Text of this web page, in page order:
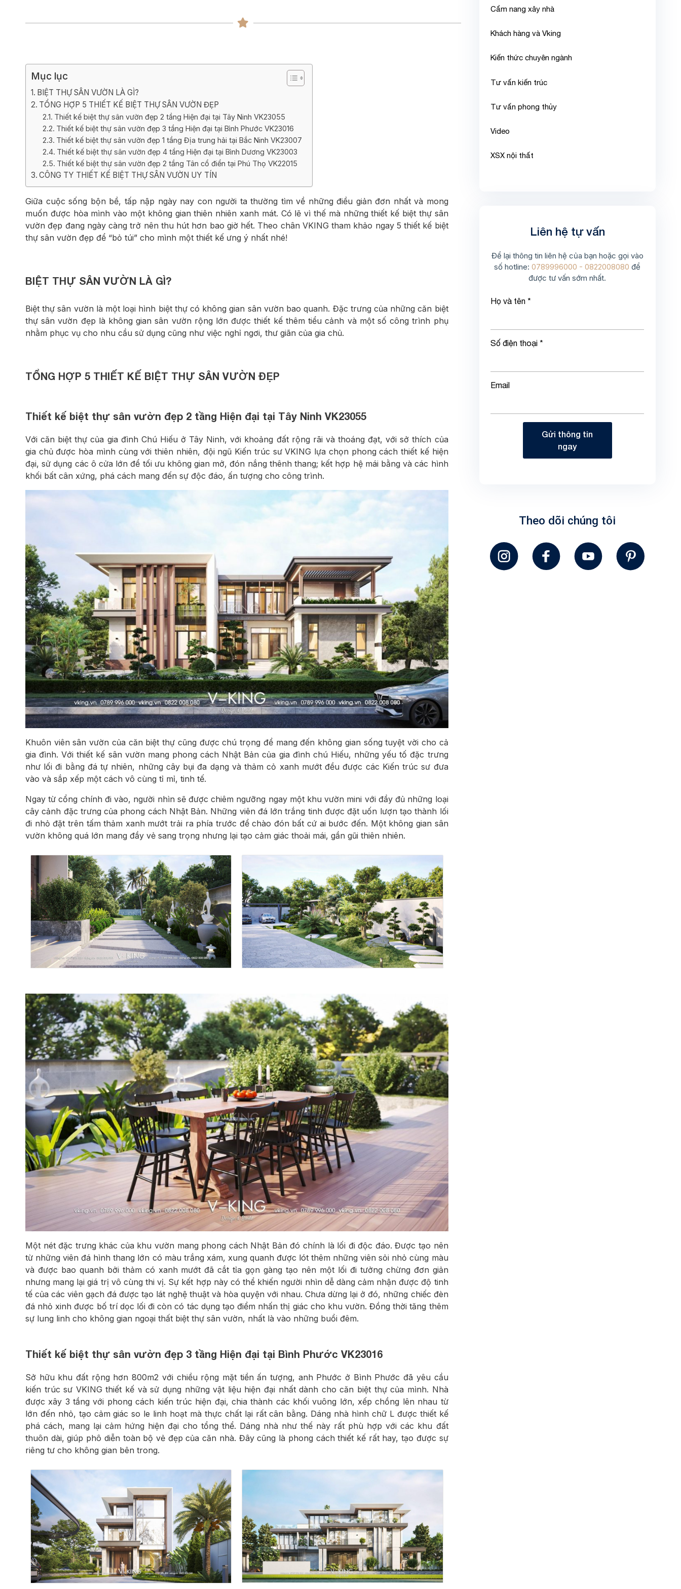
Mục lục
BIỆT THỰ SÂN VƯỜN LÀ GÌ?
TỔNG HỢP 5 THIẾT KẾ BIỆT THỰ SÂN VƯỜN ĐẸP
Thiết kế biệt thự sân vườn đẹp 2 tầng Hiện đại tại Tây Ninh VK23055
Thiết kế biệt thự sân vườn đẹp 3 tầng Hiện đại tại Bình Phước VK23016
Thiết kế biệt thự sân vườn đẹp 1 tầng Địa trung hải tại Bắc Ninh VK23007
Thiết kế biệt thự sân vườn đẹp 4 tầng Hiện đại tại Bình Dương VK23003
Thiết kế biệt thự sân vườn đẹp 2 tầng Tân cổ điển tại Phú Thọ VK22015
CÔNG TY THIẾT KẾ BIỆT THỰ SÂN VƯỜN UY TÍN
Giữa cuộc sống bộn bề, tấp nập ngày nay con người ta thường tìm về những điều giản đơn nhất và mong
muốn được hòa mình vào một không gian thiên nhiên xanh mát. Có lẽ vì thế mà những thiết kế biệt thự sân
vườn đẹp đang ngày càng trở nên thu hút hơn bao giờ hết. Theo chân VKING tham khảo ngay 5 thiết kế biệt
thự sân vườn đẹp để “bỏ túi” cho mình một thiết kế ưng ý nhất nhé!
BIỆT THỰ SÂN VƯỜN LÀ GÌ?
Biệt thự sân vườn là một loại hình biệt thự có không gian sân vườn bao quanh. Đặc trưng của những căn biệt
thự sân vườn đẹp là không gian sân vườn rộng lớn được thiết kế thêm tiểu cảnh và một số công trình phụ
nhằm phục vụ cho nhu cầu sử dụng cũng như việc nghỉ ngơi, thư giãn của gia chủ.
TỔNG HỢP 5 THIẾT KẾ BIỆT THỰ SÂN VƯỜN ĐẸP
Thiết kế biệt thự sân vườn đẹp 2 tầng Hiện đại tại Tây Ninh VK23055
Với căn biệt thự của gia đình Chú Hiếu ở Tây Ninh, với khoảng đất rộng rãi và thoáng đạt, với sở thích của
gia chủ được hòa mình cùng với thiên nhiên, đội ngũ Kiến trúc sư VKING lựa chọn phong cách thiết kế hiện
đại, sử dụng các ô cửa lớn để tối ưu không gian mở, đón nắng thênh thang; kết hợp hệ mái bằng và các hình
khối bất cân xứng, phá cách mang đến sự độc đáo, ấn tượng cho công trình.
Khuôn viên sân vườn của căn biệt thự cũng được chú trọng để mang đến không gian sống tuyệt vời cho cả
gia đình. Với thiết kế sân vườn mang phong cách Nhật Bản của gia đình chú Hiếu, những yếu tố đặc trưng
như lối đi bằng đá tự nhiên, những cây bụi đa dạng và thảm cỏ xanh mướt đều được các Kiến trúc sư đưa
vào và sắp xếp một cách vô cùng tỉ mỉ, tinh tế.
Ngay từ cổng chính đi vào, người nhìn sẽ được chiêm ngưỡng ngay một khu vườn mini với đầy đủ những loại
cây cảnh đặc trưng của phong cách Nhật Bản. Những viên đá lớn trắng tinh được đặt uốn lượn tạo thành lối
đi nhỏ đặt trên tấm thảm xanh mướt trải ra phía trước để chào đón bất cứ ai bước đến. Một không gian sân
vườn không quá lớn mang đầy vẻ sang trọng nhưng lại tạo cảm giác thoải mái, gần gũi thiên nhiên.
Một nét đặc trưng khác của khu vườn mang phong cách Nhật Bản đó chính là lối đi độc đáo. Được tạo nên
từ những viên đá hình thang lớn có màu trắng xám, xung quanh được lót thêm những viên sỏi nhỏ cùng màu
và được bao quanh bởi thảm có xanh mướt đã cắt tỉa gọn gàng tạo nên một lối đi tưởng chừng đơn giản
nhưng mang lại giá trị vô cùng thi vị. Sự kết hợp này có thể khiến người nhìn dễ dàng cảm nhận được độ tinh
tế của các viên gạch đá được tạo lát nghệ thuật và hòa quyện với nhau. Chưa dừng lại ở đó, những chiếc đèn
đá nhỏ xinh được bố trí dọc lối đi còn có tác dụng tạo điểm nhấn thị giác cho khu vườn. Đồng thời tăng thêm
sự lung linh cho không gian ngoại thất biệt thự sân vườn, nhất là vào những buổi đêm.
Thiết kế biệt thự sân vườn đẹp 3 tầng Hiện đại tại Bình Phước VK23016
Sở hữu khu đất rộng hơn 800m2 với chiều rộng mặt tiền ấn tượng, anh Phước ở Bình Phước đã yêu cầu
kiến trúc sư VKING thiết kế và sử dụng những vật liệu hiện đại nhất dành cho căn biệt thự của mình. Nhà
được xây 3 tầng với phong cách kiến trúc hiện đại, chia thành các khối vuông lớn, xếp chồng lên nhau từ
lớn đến nhỏ, tạo cảm giác so le linh hoạt mà thực chất lại rất cân bằng. Dáng nhà hình chữ L được thiết kế
phá cách, mang lại cảm hứng hiện đại cho tổng thể. Dáng nhà như thế này rất phù hợp với các khu đất
thuôn dài, giúp phô diễn toàn bộ vẻ đẹp của căn nhà. Đây cũng là phong cách thiết kế rất hay, tạo được sự
riêng tư cho không gian bên trong.
Cẩm nang xây nhà
Khách hàng và Vking
Kiến thức chuyên ngành
Tư vấn kiến trúc
Tư vấn phong thủy
Video
XSX nội thất
Liên hệ tự vấn
Để lại thông tin liên hệ của bạn hoặc gọi vào
số hotline:0789996000 - 0822008080để
được tư vấn sớm nhất.
Họ và tên *
Số điện thoại *
Email
Gửi thông tin
ngay
Theo dõi chúng tôi